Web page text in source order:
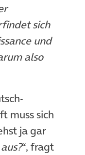
sich
und
also
muss sich
ja gar
“, fragt